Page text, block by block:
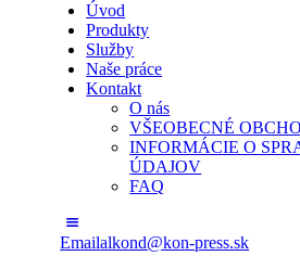
Úvod
Produkty
Služby
Naše práce
Kontakt
O nás
VŠEOBECNÉ
INFORMÁCIE O
ÚDAJOV
FAQ
Emailalkond@kon-press.sk